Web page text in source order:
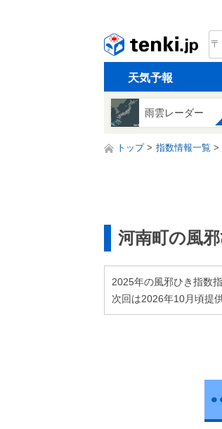
天気予報
雨雲レーダー
トップ 指数情報一覧
河南町の風
2025年の風邪ひき指数
次回は2026年10月頃提